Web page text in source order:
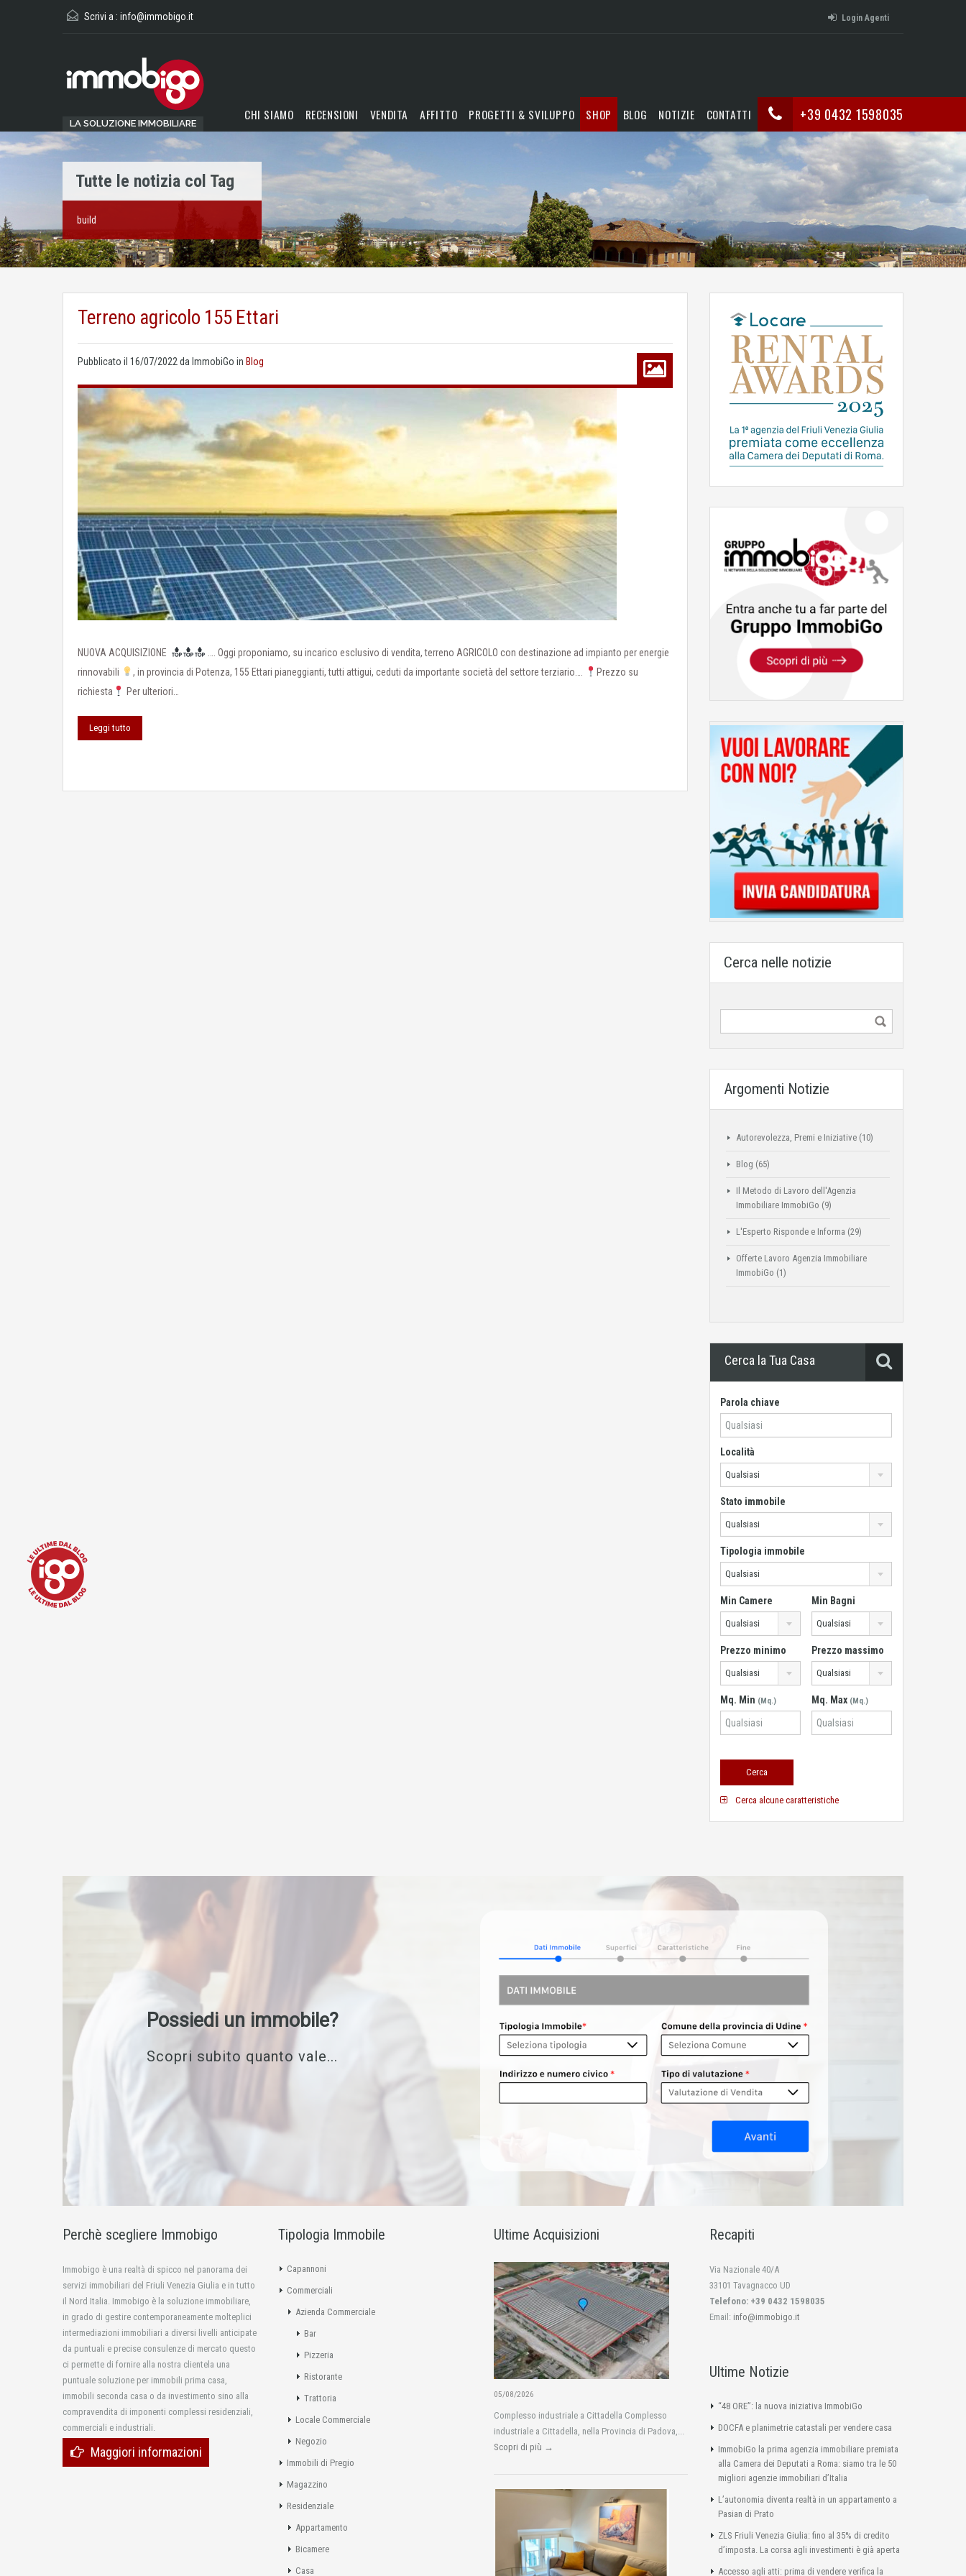
Scrivi a : info@immobigo.it Login Agenti
LA SOLUZIONE IMMOBILIARE +39 0432 1598035
CHI SIAMO RECENSIONI VENDITA AFFITTO PROGETTI & SVILUPPO SHOP BLOG NOTIZIE CONTATTI
Tutte le notizia col Tag
build
Terreno agricolo 155 Ettari
Pubblicato il 16/07/2022 da ImmobiGo in Blog
NUOVA ACQUISIZIONE
…. Oggi proponiamo, su incarico esclusivo di vendita, terreno AGRICOLO con destinazione ad impianto per energie
rinnovabili
, in provincia di Potenza, 155 Ettari pianeggianti, tutti attigui, ceduti da importante società del settore terziario….
Prezzo su
richiesta
Per ulteriori…
Leggi tutto
Cerca nelle notizie
Argomenti Notizie
Autorevolezza, Premi e Iniziative (10)
Blog (65)
Il Metodo di Lavoro dell'Agenzia
Immobiliare ImmobiGo (9)
L'Esperto Risponde e Informa (29)
Offerte Lavoro Agenzia Immobiliare
ImmobiGo (1)
Cerca la Tua Casa
Parola chiave
Località
Qualsiasi
Stato immobile
Qualsiasi
Tipologia immobile
Qualsiasi
Min Camere
Qualsiasi
Min Bagni
Qualsiasi
Prezzo minimo
Qualsiasi
Prezzo massimo
Qualsiasi
Mq. Min (Mq.) Mq. Max (Mq.)
Cerca alcune caratteristiche
Possiedi un immobile?
Scopri subito quanto vale...
Perchè scegliere Immobigo
Immobigo è una realtà di spicco nel panorama dei
servizi immobiliari del Friuli Venezia Giulia e in tutto
il Nord Italia. Immobigo è la soluzione immobiliare,
in grado di gestire contemporaneamente molteplici
intermediazioni immobiliari a diversi livelli anticipate
da puntuali e precise consulenze di mercato questo
ci permette di fornire alla nostra clientela una
puntuale soluzione per immobili prima casa,
immobili seconda casa o da investimento sino alla
compravendita di imponenti complessi residenziali,
commerciali e industriali.
Maggiori informazioni
Tipologia Immobile
Capannoni
Commerciali
Azienda Commerciale
Bar
Pizzeria
Ristorante
Trattoria
Locale Commerciale
Negozio
Immobili di Pregio
Magazzino
Residenziale
Appartamento
Bicamere
Casa
Ultime Acquisizioni
05/08/2026
Complesso industriale a Cittadella Complesso
industriale a Cittadella, nella Provincia di Padova,...
Scopri di più →
Recapiti
Via Nazionale 40/A
33101 Tavagnacco UD
Telefono: +39 0432 1598035
Email: info@immobigo.it
Ultime Notizie
“48 ORE”: la nuova iniziativa ImmobiGo
DOCFA e planimetrie catastali per vendere casa
ImmobiGo la prima agenzia immobiliare premiata
alla Camera dei Deputati a Roma: siamo tra le 50
migliori agenzie immobiliari d’Italia
L’autonomia diventa realtà in un appartamento a
Pasian di Prato
ZLS Friuli Venezia Giulia: fino al 35% di credito
d’imposta. La corsa agli investimenti è già aperta
Accesso agli atti: prima di vendere verifica la